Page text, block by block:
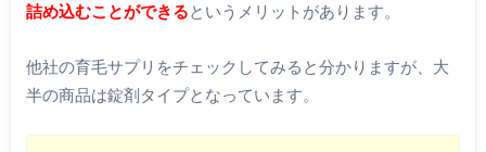
詰め込むことができるというメリットがあります。
他社の育毛サプリをチェックしてみると分かりますが、大
半の商品は錠剤タイプとなっています。